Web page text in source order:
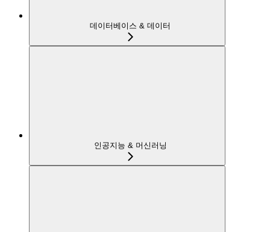
데이터베이스 & 데이터
인공지능 & 머신러닝